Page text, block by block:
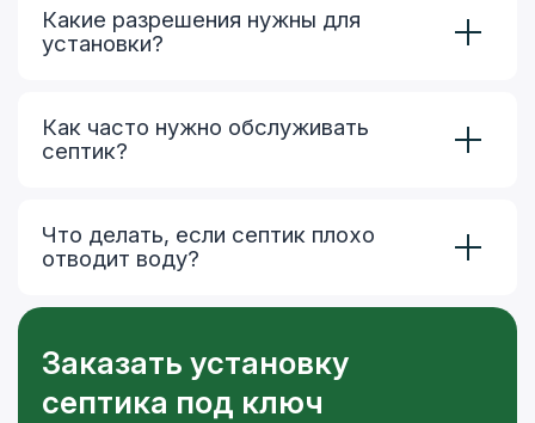
Какие разрешения нужны для
установки?
Как часто нужно обслуживать
септик?
Что делать, если септик плохо
отводит воду?
Заказать установку
септика под ключ